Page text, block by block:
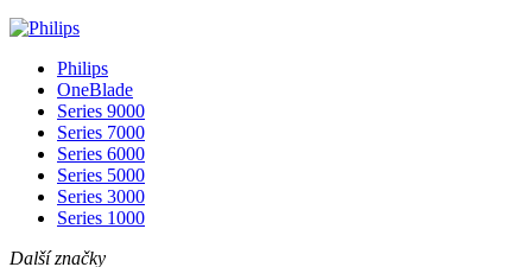
Philips
OneBlade
Series 9000
Series 7000
Series 6000
Series 5000
Series 3000
Series 1000
Další značky